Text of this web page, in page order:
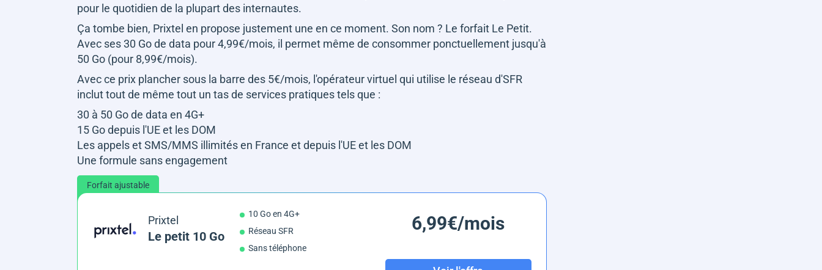
pour le quotidien de la plupart des internautes.
Ça tombe bien, Prixtel en propose justement une en ce moment. Son nom ? Le forfait Le Petit.
Avec ses 30 Go de data pour 4,99€/mois, il permet même de consommer ponctuellement jusqu'à
50 Go (pour 8,99€/mois).
Avec ce prix plancher sous la barre des 5€/mois, l'opérateur virtuel qui utilise le réseau d'SFR
inclut tout de même tout un tas de services pratiques tels que :
30 à 50 Go de data en 4G+
15 Go depuis l'UE et les DOM
Les appels et SMS/MMS illimités en France et depuis l'UE et les DOM
Une formule sans engagement
Forfait ajustable
Prixtel
Le petit 10 Go
10 Go en 4G+
Réseau SFR
Sans téléphone
6,99€/mois